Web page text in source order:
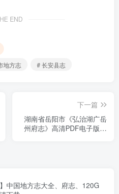
END
地方志 # 长安县志
下一篇
湖南省岳阳市《弘治湖广岳
州府志》高清PDF电子版下
】中国地方志大全、府志、120G